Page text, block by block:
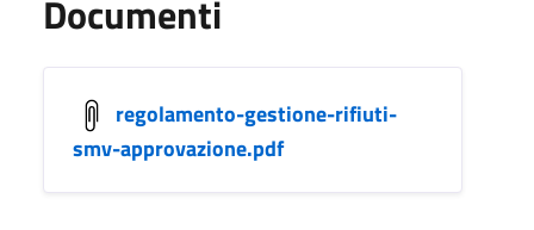
Documenti
regolamento-gestione-rifiuti-
smv-approvazione.pdf